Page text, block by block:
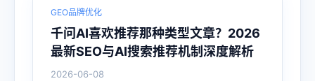
GEO品牌优化
千问AI喜欢推荐那种类型文章？2026
最新SEO与AI搜索推荐机制深度解析
2026-06-08